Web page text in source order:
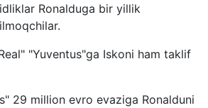
Ronalduga bir yillik
"Yuventus"ga Iskoni ham taklif
29 million evro evaziga Ronalduni